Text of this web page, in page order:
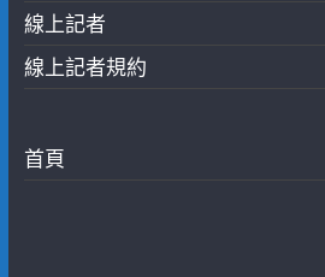
線上記者
線上記者規約
首頁